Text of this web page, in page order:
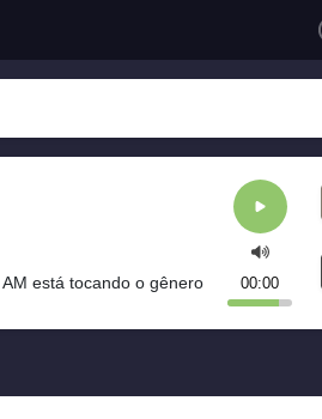
está tocando o gênero
00:00